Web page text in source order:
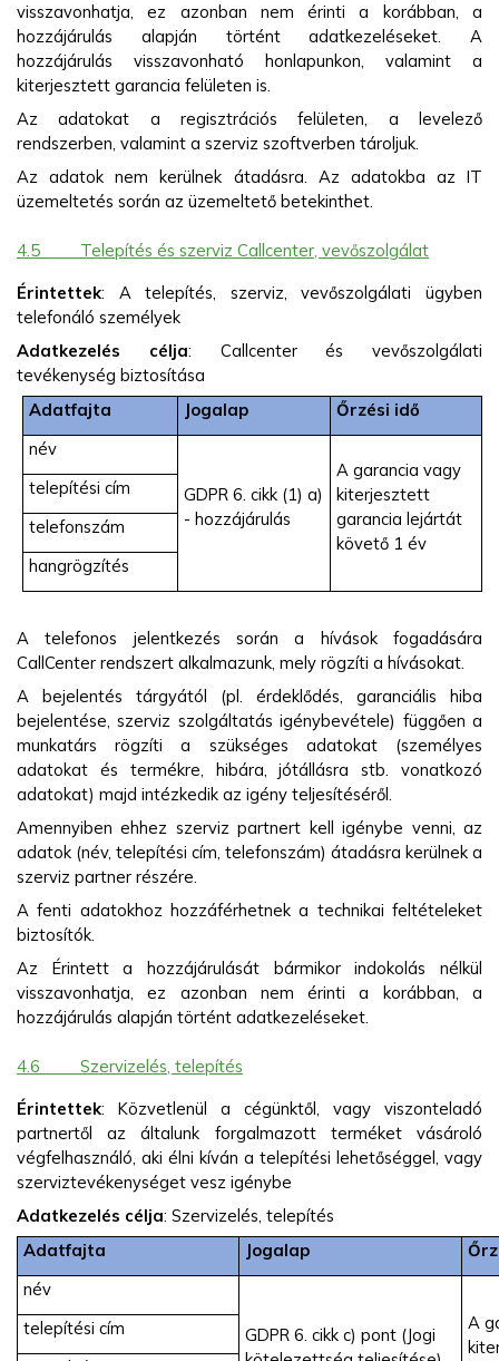
visszavonhatja, ez azonban nem érinti a korábban, a
hozzájárulás alapján történt adatkezeléseket. A
hozzájárulás visszavonható honlapunkon, valamint a
kiterjesztett garancia felületen is.
Az adatokat a regisztrációs felületen, a levelező
rendszerben, valamint a szerviz szoftverben tároljuk.
Az adatok nem kerülnek átadásra. Az adatokba az IT
üzemeltetés során az üzemeltető betekinthet.
4.5 Telepítés és szerviz Callcenter, vevőszolgálat
Érintettek: A telepítés, szerviz, vevőszolgálati ügyben
telefonáló személyek
Adatkezelés célja: Callcenter és vevőszolgálati
tevékenység biztosítása
Adatfajta
Jogalap
Őrzési idő
név
GDPR 6. cikk (1) a)
- hozzájárulás
A garancia vagy
kiterjesztett
garancia lejártát
követő 1 év
telepítési cím
telefonszám
hangrögzítés
A telefonos jelentkezés során a hívások fogadására
CallCenter rendszert alkalmazunk, mely rögzíti a hívásokat.
A bejelentés tárgyától (pl. érdeklődés, garanciális hiba
bejelentése, szerviz szolgáltatás igénybevétele) függően a
munkatárs rögzíti a szükséges adatokat (személyes
adatokat és termékre, hibára, jótállásra stb. vonatkozó
adatokat) majd intézkedik az igény teljesítéséről.
Amennyiben ehhez szerviz partnert kell igénybe venni, az
adatok (név, telepítési cím, telefonszám) átadásra kerülnek a
szerviz partner részére.
A fenti adatokhoz hozzáférhetnek a technikai feltételeket
biztosítók.
Az Érintett a hozzájárulását bármikor indokolás nélkül
visszavonhatja, ez azonban nem érinti a korábban, a
hozzájárulás alapján történt adatkezeléseket.
4.6 Szervizelés, telepítés
Érintettek: Közvetlenül a cégünktől, vagy viszonteladó
partnertől az általunk forgalmazott terméket vásároló
végfelhasználó, aki élni kíván a telepítési lehetőséggel, vagy
szerviztevékenységet vesz igénybe
Adatkezelés célja: Szervizelés, telepítés
Adatfajta
Jogalap
név
GDPR 6. cikk c) pont (Jogi
A
telepítési cím